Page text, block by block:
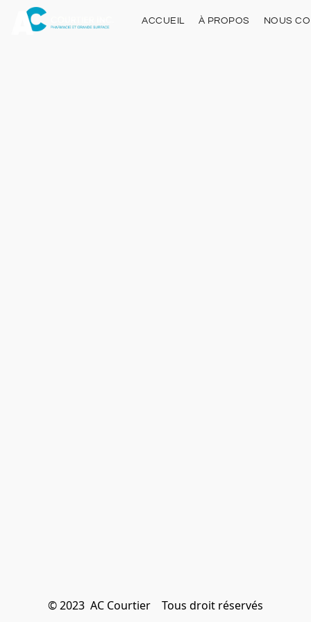
ACCUEIL À PROPOS NOUS
© 2023  AC Courtier    Tous droit réservés